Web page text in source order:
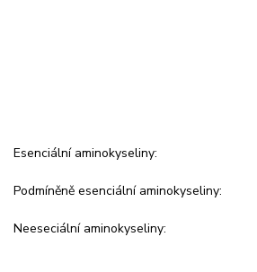
Esenciální aminokyseliny:
Podmíněně esenciální aminokyseliny:
Neeseciální aminokyseliny: